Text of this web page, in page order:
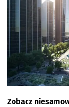
Zobacz